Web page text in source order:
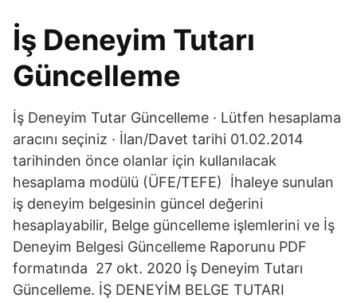
İş Deneyim Tutarı
Güncelleme
İş Deneyim Tutar Güncelleme · Lütfen hesaplama
aracını seçiniz · İlan/Davet tarihi 01.02.2014
tarihinden önce olanlar için kullanılacak
hesaplama modülü (ÜFE/TEFE) İhaleye sunulan
iş deneyim belgesinin güncel değerini
hesaplayabilir, Belge güncelleme işlemlerini ve İş
Deneyim Belgesi Güncelleme Raporunu PDF
formatında 27 okt. 2020 İş Deneyim Tutarı
Güncelleme. İŞ DENEYİM BELGE TUTARI